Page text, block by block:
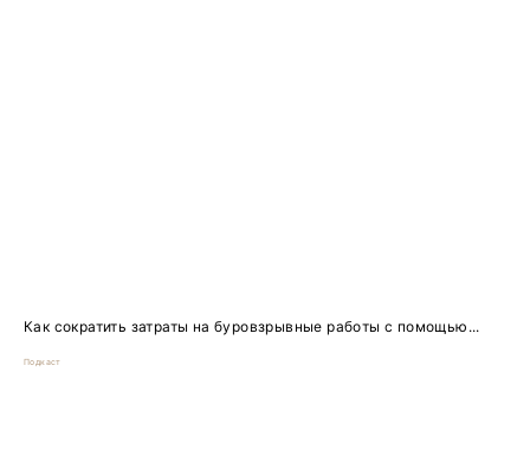
Как сократить затраты на буровзрывные работы с помощью...
Подкаст